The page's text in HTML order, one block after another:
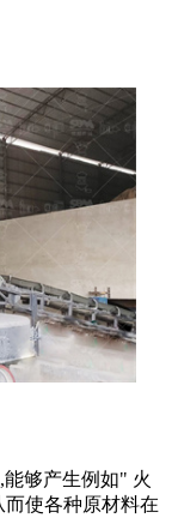
够产生例如" 火
使各种原材料在